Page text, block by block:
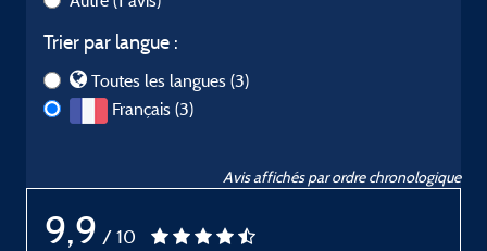
Trier par langue :
Toutes les langues (3)
Français (3)
Avis affichés par ordre chronologique
9,9 / 10